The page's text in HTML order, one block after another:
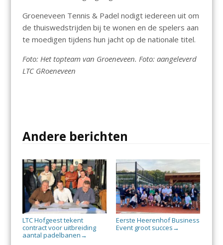
Groeneveen Tennis & Padel nodigt iedereen uit om
de thuiswedstrijden bij te wonen en de spelers aan
te moedigen tijdens hun jacht op de nationale titel.
Foto: Het topteam van Groeneveen. Foto: aangeleverd
LTC GRoeneveen
Andere berichten
LTC Hofgeest tekent
contract voor uitbreiding
aantal padelbanen →
Eerste Heerenhof Business
Event groot succes →